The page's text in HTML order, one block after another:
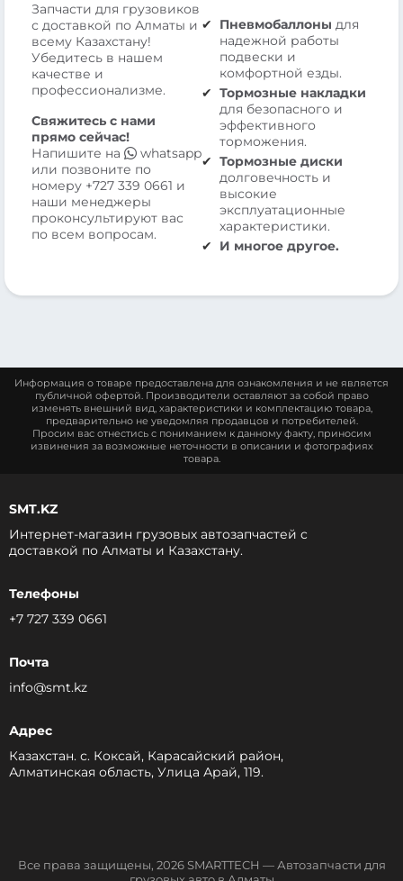
Запчасти для грузовиков
с доставкой по Алматы и
всему Казахстану!
Убедитесь в нашем
качестве и
профессионализме.
Свяжитесь с нами
прямо сейчас!
Напишите на
whatsapp
или позвоните по
номеру +727 339 0661 и
наши менеджеры
проконсультируют вас
по всем вопросам.
Пневмобаллоны для
надежной работы
подвески и
комфортной езды.
Тормозные накладки
для безопасного и
эффективного
торможения.
Тормозные диски
долговечность и
высокие
эксплуатационные
характеристики.
И многое другое.
Информация о товаре предоставлена для ознакомления и не является
публичной офертой. Производители оставляют за собой право
изменять внешний вид, характеристики и комплектацию товара,
предварительно не уведомляя продавцов и потребителей.
Просим вас отнестись с пониманием к данному факту, приносим
извинения за возможные неточности в описании и фотографиях
товара.
SMT.KZ
Интернет-магазин грузовых автозапчастей c
доставкой по Алматы и Казахстану.
Телефоны
+7 727 339 0661
Почта
info@smt.kz
Адрес
Казахстан. с. Коксай, Карасайский район,
Алматинская область, Улица Арай, 119.
Все права защищены, 2026 SMARTTECH — Автозапчасти для